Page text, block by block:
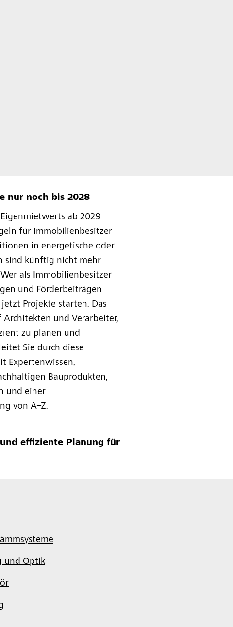
nur noch bis 2028
ab 2029
für Immobilienbesitzer
in energetische oder
sind künftig nicht mehr
als Immobilienbesitzer
und Förderbeiträgen
Projekte starten. Das
und Verarbeiter,
zu planen und
Sie durch diese
Expertenwissen,
Bauprodukten,
und einer
von A–Z.
effiziente Planung für
und Optik